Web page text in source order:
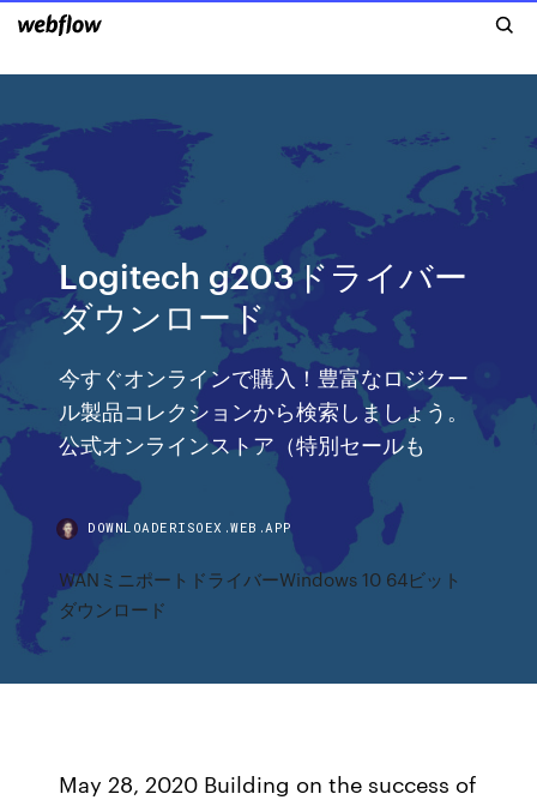
Logitech g203ドライバー
ダウンロード
今すぐオンラインで購入！豊富なロジクー
ル製品コレクションから検索しましょう。
公式オンラインストア（特別セールも
DOWNLOADERISOEX.WEB.APP
WANミニポートドライバーWindows 10 64ビット
ダウンロード
May 28, 2020 Building on the success of